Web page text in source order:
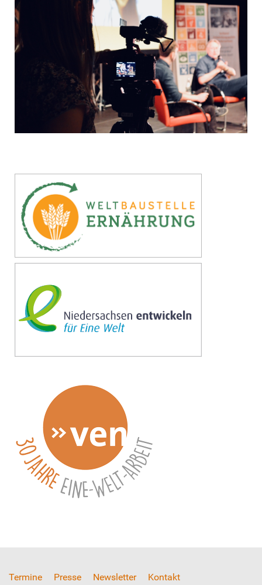
Termine Presse Newsletter Kontakt